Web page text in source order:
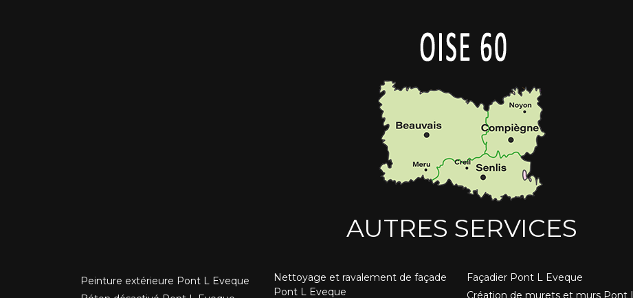
AUTRES SERVICES
Peinture extérieure Pont L Eveque
Nettoyage et ravalement de façade
Pont L Eveque
Façadier Pont L Eveque
Création de murets et murs Pont L